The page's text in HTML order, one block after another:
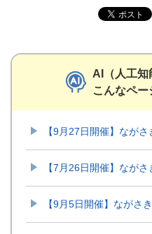
AI（人工知
こんなペ
【9月27日開催】なが
【7月26日開催】なが
【9月5日開催】ながさ